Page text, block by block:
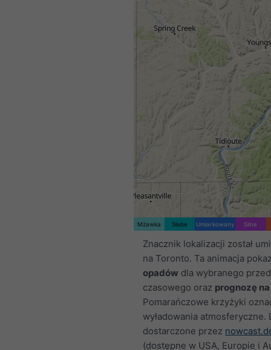
Mżawka Słabe Umiarkowany Silne
Znacznik lokalizacji został
na Toronto. Ta animacja
opadów dla wybranego
czasowego oraz prognozę
Pomarańczowe krzyżyki
wyładowania atmosferyczne.
dostarczone przez
(dostępne w USA, Europie i